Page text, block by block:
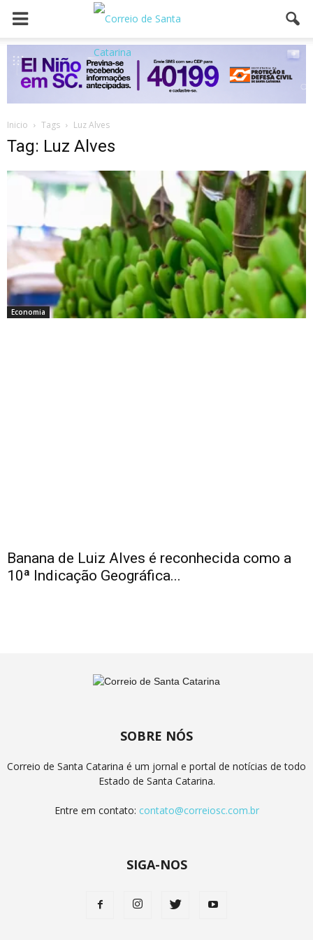
Inicio Tags Luz Alves
Tag: Luz Alves
Economia
Banana de Luiz Alves é reconhecida como a
10ª Indicação Geográfica...
SOBRE NÓS
Correio de Santa Catarina é um jornal e portal de notícias de todo
Estado de Santa Catarina.
Entre em contato: contato@correiosc.com.br
SIGA-NOS